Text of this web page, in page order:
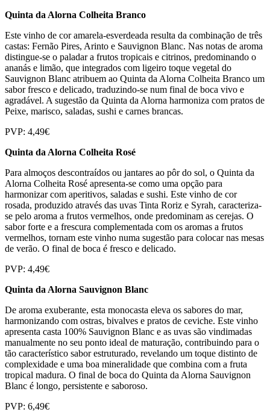
Quinta da Alorna Colheita Branco
Este vinho de cor amarela-esverdeada resulta da combinação de três
castas: Fernão Pires, Arinto e Sauvignon Blanc. Nas notas de aroma
distingue-se o paladar a frutos tropicais e citrinos, predominando o
ananás e limão, que integrados com ligeiro toque vegetal do
Sauvignon Blanc atribuem ao Quinta da Alorna Colheita Branco um
sabor fresco e delicado, traduzindo-se num final de boca vivo e
agradável. A sugestão da Quinta da Alorna harmoniza com pratos de
Peixe, marisco, saladas, sushi e carnes brancas.
PVP: 4,49€
Quinta da Alorna Colheita Rosé
Para almoços descontraídos ou jantares ao pôr do sol, o Quinta da
Alorna Colheita Rosé apresenta-se como uma opção para
harmonizar com aperitivos, saladas e sushi. Este vinho de cor
rosada, produzido através das uvas Tinta Roriz e Syrah, caracteriza-
se pelo aroma a frutos vermelhos, onde predominam as cerejas. O
sabor forte e a frescura complementada com os aromas a frutos
vermelhos, tornam este vinho numa sugestão para colocar nas mesas
de verão. O final de boca é fresco e delicado.
PVP: 4,49€
Quinta da Alorna Sauvignon Blanc
De aroma exuberante, esta monocasta eleva os sabores do mar,
harmonizando com ostras, bivalves e pratos de ceviche. Este vinho
apresenta casta 100% Sauvignon Blanc e as uvas são vindimadas
manualmente no seu ponto ideal de maturação, contribuindo para o
tão característico sabor estruturado, revelando um toque distinto de
complexidade e uma boa mineralidade que combina com a fruta
tropical madura. O final de boca do Quinta da Alorna Sauvignon
Blanc é longo, persistente e saboroso.
PVP: 6,49€